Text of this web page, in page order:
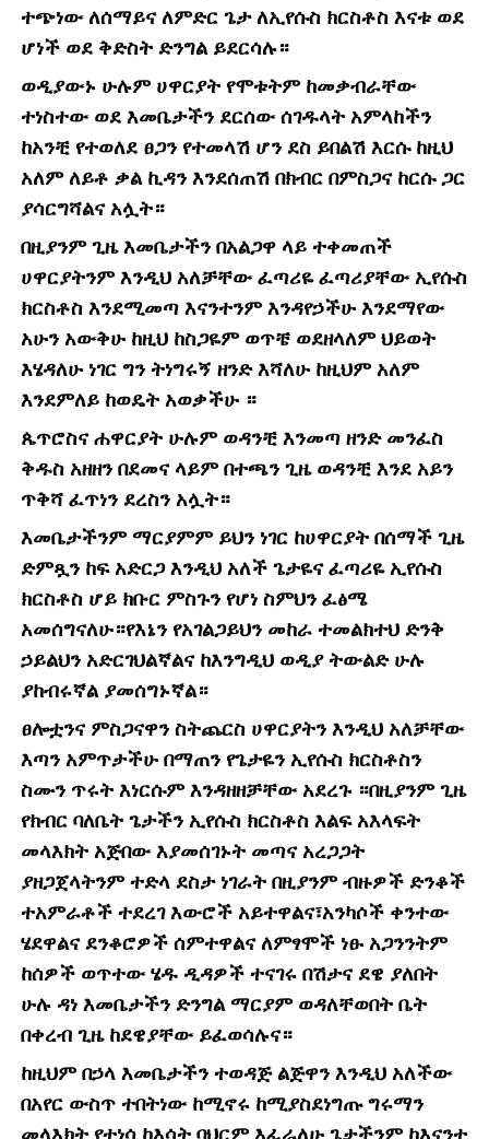
ተጭነው ለሰማይና ለምድር ጌታ ለኢየሱስ ክርስቶስ እናቱ ወደ
ሆነች ወደ ቅድስት ድንግል ይደርሳሉ።
ወዲያውኑ ሁሉም ሀዋርያት የሞቱትም ከመቃብራቸው
ተነስተው ወደ እመቤታችን ደርሰው ሰገዱላት አምላከችን
ከአንቺ የተወለደ ፀጋን የተመላሽ ሆን ደስ ይበልሽ እርሱ ከዚህ
አለም ለይቶ ቃል ኪዳን እንደሰጠሽ በክብር በምስጋና ከርሱ ጋር
ያሳርግሻልና አሏት።
በዚያንም ጊዜ እመቤታችን በአልጋዋ ላይ ተቀመጠች
ሀዋርያትንም እንዲህ አለቻቸው ፈጣሪዬ ፈጣሪያቸው ኢየሱስ
ክርስቶስ እንደሚመጣ እናንተንም እንዳየኃችሁ እንደማየው
አሁን አውቅሁ ከዚህ ከስጋዬም ወጥቼ ወደዘላለም ህይወት
እሄዳለሁ ነገር ግን ትነግሩኝ ዘንድ እሻለሁ ከዚህም አለም
እንደምለይ ከወዴት አወቃችሁ ።
ጴጥሮስና ሐዋርያት ሁሉም ወዳንቺ እንመጣ ዘንድ መንፈስ
ቅዱስ አዘዘን በደመና ላይም በተጫን ጊዜ ወዳንቺ እንደ አይን
ጥቅሻ ፈጥነን ደረስን አሏት።
እመቤታችንም ማርያምም ይህን ነገር ከሀዋርያት በሰማች ጊዜ
ድምጿን ከፍ አድርጋ እንዲህ አለች ጌታዬና ፈጣሪዬ ኢየሱስ
ክርስቶስ ሆይ ክቡር ምስጉን የሆነ ስምህን ፈፅሜ
አመሰግናለሁ።የእኔን የአገልጋይህን መከራ ተመልክተህ ድንቅ
ኃይልህን አድርገህልኛልና ከእንግዲህ ወዲያ ትውልድ ሁሉ
ያከብሩኛል ያመሰግኑኛል።
ፀሎቷንና ምስጋናዋን ስትጨርስ ሀዋርያትን እንዲህ አለቻቸው
እጣን አምጥታችሁ በማጠን የጌታዬን ኢየሱስ ክርስቶስን
ስሙን ጥሩት እነርሱም እንዳዘዘቻቸው አደረጉ ።በዚያንም ጊዜ
የክብር ባለቤት ጌታችን ኢየሱስ ክርስቶስ እልፍ አእላፍት
መላእክት አጅበው እያመሰገኑት መጣና አረጋጋት
ያዘጋጀላትንም ተድላ ደስታ ነገራት በዚያንም ብዙዎች ድንቆች
ተአምራቶች ተደረገ እውሮች አይተዋልና፣አንካሶች ቀንተው
ሄደዋልና ደንቆሮዎች ሰምተዋልና ለምፃሞች ነፁ አጋንንትም
ከሰዎች ወጥተው ሄዱ ዲዳዎች ተናገሩ በሽታና ደዌ ያለበት
ሁሉ ዳነ እመቤታችን ድንግል ማርያም ወዳለቸወበት ቤት
በቀረብ ጊዜ ከደዌያቸው ይፈወሳሉና።
ከዚህም በኃላ እመቤታችን ተወዳጅ ልጅዋን እንዲህ አለችው
በአየር ውስጥ ተበትነው ከሚኖሩ ከሚያስደነግጡ ግሩማን
መላእክት የተነሳ ከእሳት ባህርም እፈራለሁ ጌታችንም ከእናንተ